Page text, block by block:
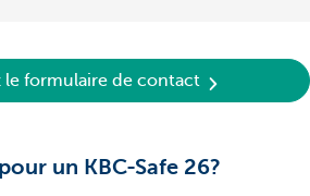
pour les personnes morales
le formulaire de contact
un KBC-Safe 26?